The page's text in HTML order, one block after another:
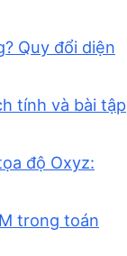
Quy đổi diện
tính và bài tập
độ Oxyz:
trong toán